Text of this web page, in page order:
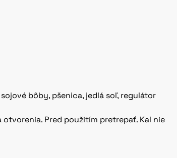
bôby, pšenica, jedlá soľ, regulátor
Pred použitím pretrepať. Kal nie